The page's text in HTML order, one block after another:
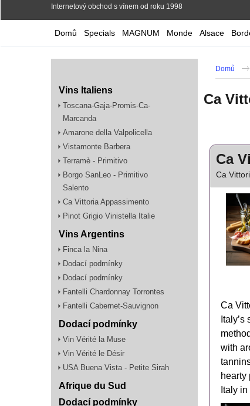
Internetový obchod s vínem od roku 1998
Domů Specials MAGNUM Monde Alsace
Vins Italiens
Toscana-Gaja-Promis-Ca-
Marcanda
Amarone della Valpolicella
Vistamonte Barbera
Terramè - Primitivo
Borgo SanLeo - Primitivo
Salento
Ca Vittoria Appassimento
Pinot Grigio Vinistella Italie
Vins Argentins
Finca la Nina
Dodací podmínky
Dodací podmínky
Fantelli Chardonnay Torrontes
Fantelli Cabernet-Sauvignon
Dodací podmínky
Vin Vérité la Muse
Vin Vérité le Désir
USA Buena Vista - Petite Sirah
Afrique du Sud
Dodací podmínky
Domů
Ca
Ca
Ca
Ca
with
hearty
Italy